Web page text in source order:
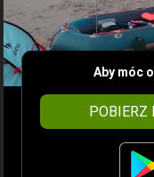
Aby móc
POBIERZ